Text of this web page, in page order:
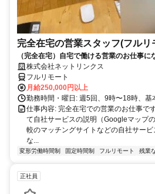
完全在宅の営業スタッフ(フルリ
（完全在宅）自宅で働ける営業のお仕事
いません。
株式会社ネットリンクス
フルリモート
月給250,000円以上
勤務時間・曜日: 週5回、9時〜18時、基
仕事内容: 完全在宅での営業のお仕事で
て自社サービスの説明（Googleマップ
較のマッチングサイトなどの自社サー
な...
変形労働時間制 固定時間制 フルリモート 残業
正社員